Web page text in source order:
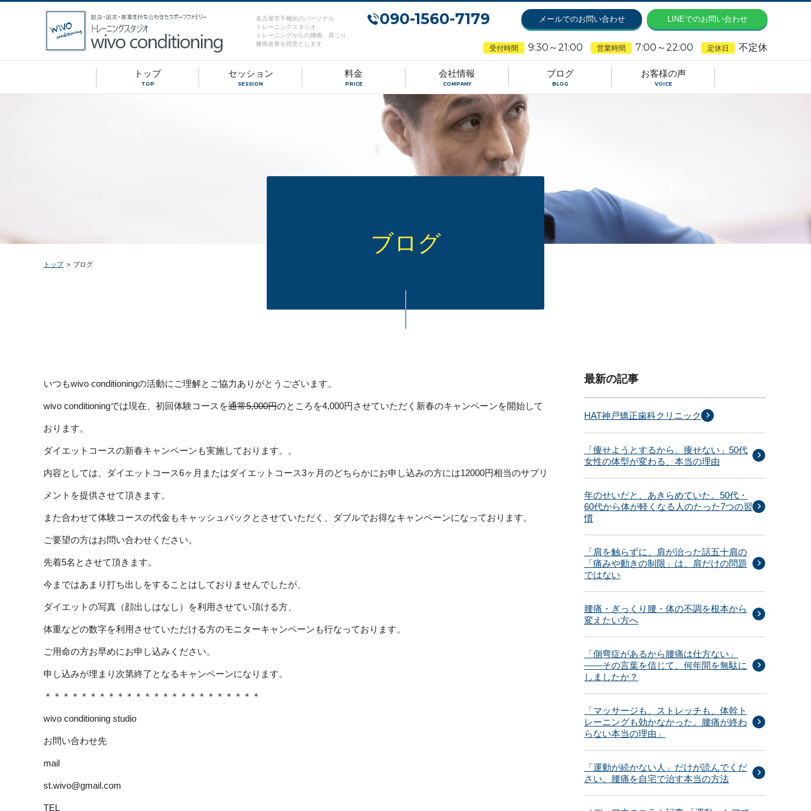
名古屋市千種区のパーソナル
トレーニングスタジオ。
トレーニングからの腰痛、肩こり、
膝痛改善を得意とします
090-1560-7179 メールでのお問い合わせ LINEでのお問い合わせ
受付時間 9:30～21:00 営業時間 7:00～22:00 定休日 不定休
トップ
TOP
セッション
SESSION
料金
PRICE
会社情報
COMPANY
ブログ
BLOG
お客様の声
VOICE
ブログ
トップ > ブログ
いつもwivo conditioningの活動にご理解とご協力ありがとうございます。
wivo conditioningでは現在、初回体験コースを通常5,000円のところを4,000円させていただく新春のキャンペーンを開始して
おります。
ダイエットコースの新春キャンペーンも実施しております。。
内容としては、ダイエットコース6ヶ月またはダイエットコース3ヶ月のどちらかにお申し込みの方には12000円相当のサプリ
メントを提供させて頂きます。
また合わせて体験コースの代金もキャッシュバックとさせていただく、ダブルでお得なキャンペーンになっております。
ご要望の方はお問い合わせください。
先着5名とさせて頂きます。
今まではあまり打ち出しをすることはしておりませんでしたが、
ダイエットの写真（顔出しはなし）を利用させてい頂ける方、
体重などの数字を利用させていただける方のモニターキャンペーンも行なっております。
ご用命の方お早めにお申し込みください。
申し込みが埋まり次第終了となるキャンペーンになります。
＊＊＊＊＊＊＊＊＊＊＊＊＊＊＊＊＊＊＊＊＊＊＊＊
wivo conditioning studio
お問い合わせ先
mail
st.wivo@gmail.com
TEL
最新の記事
HAT神戸矯正歯科クリニック
「痩せようとするから、痩せない」50代
女性の体型が変わる、本当の理由
年のせいだと、あきらめていた。50代・
60代から体が軽くなる人のたった7つの習
慣
「肩を触らずに、肩が治った話五十肩の
「痛みや動きの制限」は、肩だけの問題
ではない
腰痛・ぎっくり腰・体の不調を根本から
変えたい方へ
「側弯症があるから腰痛は仕方ない」
——その言葉を信じて、何年間を無駄に
しましたか？
「マッサージも、ストレッチも、体幹ト
レーニングも効かなかった。腰痛が終わ
らない本当の理由」
「運動が続かない人」だけが読んでくだ
さい。腰痛を自宅で治す本当の方法